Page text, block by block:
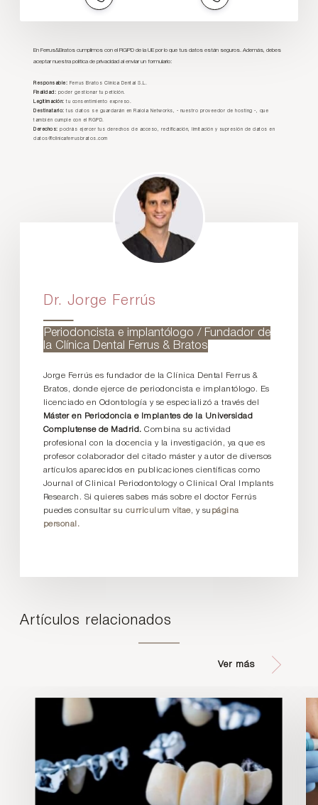
En Ferrus&Bratos cumplimos con el RGPD de la UE por lo que tus datos están seguros. Además, debes
aceptar nuestra política de privacidad al enviar un formulario:
Responsable: Ferrus Bratos Clínica Dental S.L.
Finalidad: poder gestionar tu petición.
Legitimación: tu consentimiento expreso.
Destinatario: tus datos se guardarán en Raiola Networks, - nuestro proveedor de hosting -, que
también cumple con el RGPD.
Derechos: podrás ejercer tus derechos de acceso, rectificación, limitación y supresión de datos en
datos@clinicaferrusbratos.com
Dr. Jorge Ferrús
Periodoncista e implantólogo / Fundador de
la Clínica Dental Ferrus & Bratos
Jorge Ferrús es fundador de la Clínica Dental Ferrus &
Bratos, donde ejerce de periodoncista e implantólogo. Es
licenciado en Odontología y se especializó a través del
Máster en Periodoncia e Implantes de la Universidad
Complutense de Madrid. Combina su actividad
profesional con la docencia y la investigación, ya que es
profesor colaborador del citado máster y autor de diversos
artículos aparecidos en publicaciones científicas como
Journal of Clinical Periodontology o Clinical Oral Implants
Research. Si quieres sabes más sobre el doctor Ferrús
puedes consultar su curriculum vitae, y su página
personal.
Artículos relacionados
Ver más